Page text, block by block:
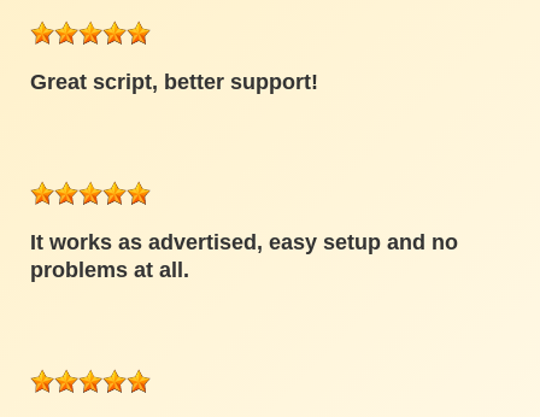
Great script, better support!
It works as advertised, easy setup and no
problems at all.